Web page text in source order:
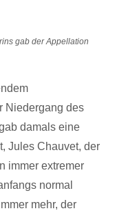
gab der Appellation
Niedergang des
damals eine
Jules Chauvet, der
immer extremer
normal
mehr, der